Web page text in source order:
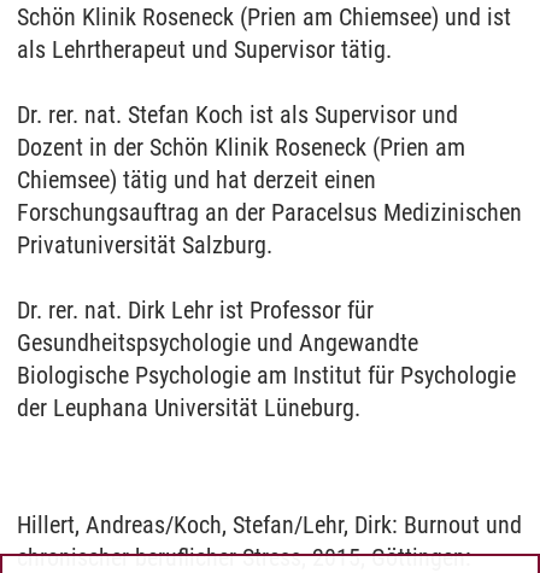
Schön Klinik Roseneck (Prien am Chiemsee) und ist
als Lehrtherapeut und Supervisor tätig.
Dr. rer. nat. Stefan Koch ist als Supervisor und
Dozent in der Schön Klinik Roseneck (Prien am
Chiemsee) tätig und hat derzeit einen
Forschungsauftrag an der Paracelsus Medizinischen
Privatuniversität Salzburg.
Dr. rer. nat. Dirk Lehr ist Professor für
Gesundheitspsychologie und Angewandte
Biologische Psychologie am Institut für Psychologie
der Leuphana Universität Lüneburg.
Hillert, Andreas/Koch, Stefan/Lehr, Dirk: Burnout und
chronischer beruflicher Stress, 2015, Göttingen: